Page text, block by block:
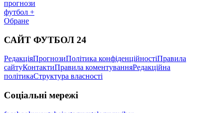
прогнози
футбол +
Обране
САЙТ ФУТБОЛ 24
РедакціяПрогнозиПолітика конфіденційностіПравила
сайтуКонтактиПравила коментуванняРедакційна
політикаСтруктура власності
Соціальні мережі